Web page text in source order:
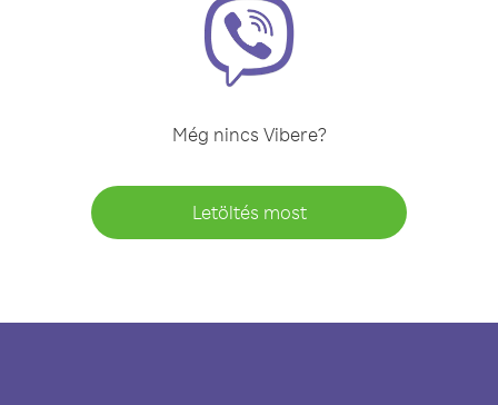
Még nincs Vibere?
Letöltés most